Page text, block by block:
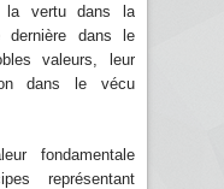
la vertu dans la
dernière dans le
valeurs, leur
dans le vécu
fondamentale
représentant